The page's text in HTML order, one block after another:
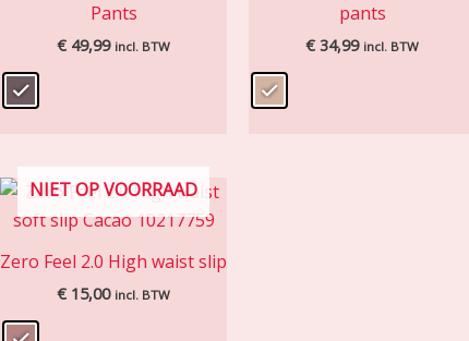
Pants
€ 49,99 incl. BTW
pants
€ 34,99 incl. BTW
NIET OP VOORRAAD
Zero Feel 2.0 High waist slip
€ 15,00 incl. BTW